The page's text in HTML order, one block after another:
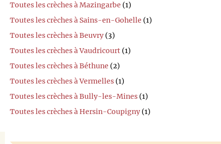
Toutes les crèches à Mazingarbe (1)
Toutes les crèches à Sains-en-Gohelle (1)
Toutes les crèches à Beuvry (3)
Toutes les crèches à Vaudricourt (1)
Toutes les crèches à Béthune (2)
Toutes les crèches à Vermelles (1)
Toutes les crèches à Bully-les-Mines (1)
Toutes les crèches à Hersin-Coupigny (1)